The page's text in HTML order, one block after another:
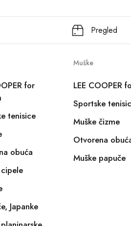
Pregled
for
tenisice
obuća
Japanke
Muške
LEE COOPER
Sportske
Muške čizme
Otvorena
Muške papuče